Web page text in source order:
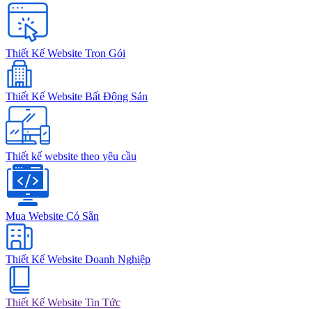
Thiết Kế Website Trọn Gói
Thiết Kế Website Bất Động Sản
Thiết kế website theo yêu cầu
Mua Website Có Sẵn
Thiết Kế Website Doanh Nghiệp
Thiết Kế Website Tin Tức